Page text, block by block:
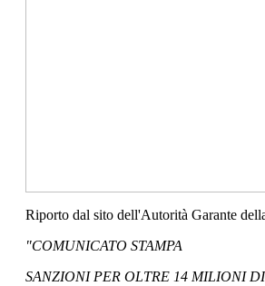
Riporto dal sito dell'Autorità Garante
"COMUNICATO STAMPA
SANZIONI PER OLTRE 14 MILIONI